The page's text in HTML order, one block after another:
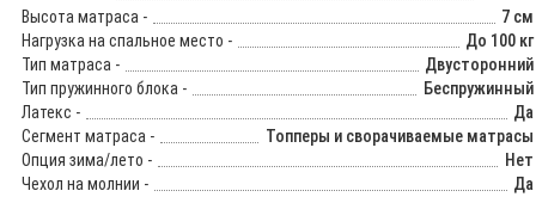
Высота матраса -
7 см
Нагрузка на спальное место -
До 100 кг
Тип матраса -
Двусторонний
Тип пружинного блока -
Беспружинный
Латекс -
Да
Сегмент матраса -
Топперы и сворачиваемые матрасы
Опция зима/лето -
Нет
Чехол на молнии -
Да